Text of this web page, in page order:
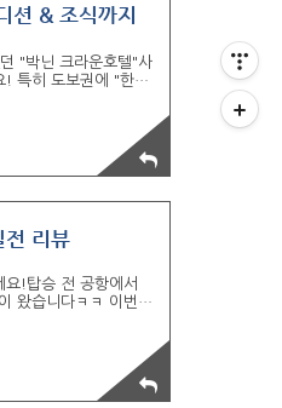
션 & 조식까지
"박닌 크라운호텔"사
! 특히 도보권에 "한식
음부터 김치, 커피, 요
내 구성, 어메니티, 무
기 & 체크인 🛎️ 호텔
전 리뷰
!탑승 전 공항에서
왔습니다ㅋㅋ 이번에
더라구요?이번 편에
전까지의 준비,그리고
간, 유심 & ATM 위치
다가 드디어..